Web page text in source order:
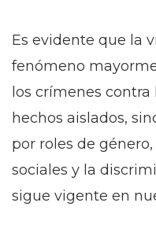
Es evidente que la
fenómeno
los crímenes
hechos aislados,
por roles de
sociales y la
sigue vigente en